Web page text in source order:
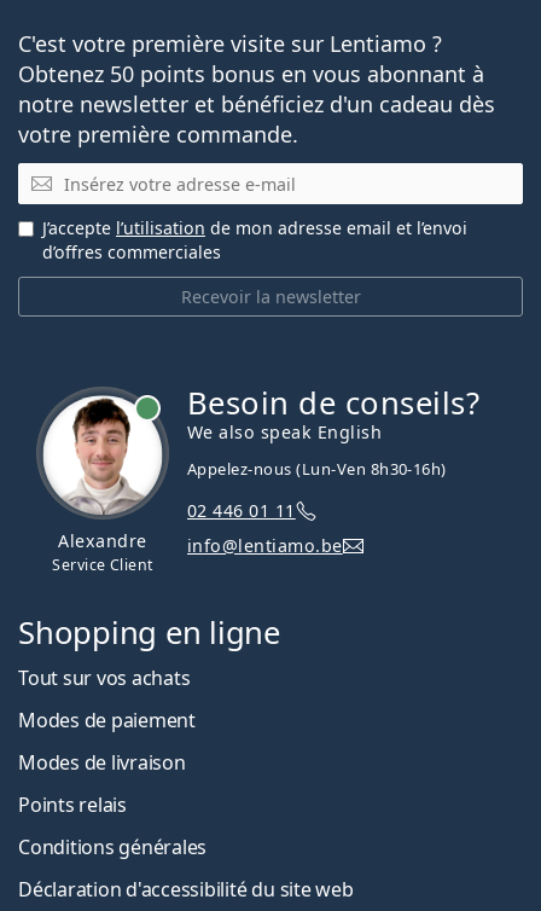
C'est votre première visite sur Lentiamo ?
Obtenez 50 points bonus en vous abonnant à
notre newsletter et bénéficiez d'un cadeau dès
votre première commande.
E-mail
Recevoir la newsletter
J’accepte l’utilisation de mon adresse email et l’envoi
d’offres commerciales
Alexandre
Service Client
Besoin de conseils?
We also speak English
Appelez-nous (Lun-Ven 8h30-16h)
02 446 01 11
info@lentiamo.be
Shopping en ligne
Tout sur vos achats
Modes de paiement
Modes de livraison
Points relais
Conditions générales
Déclaration d'accessibilité du site web